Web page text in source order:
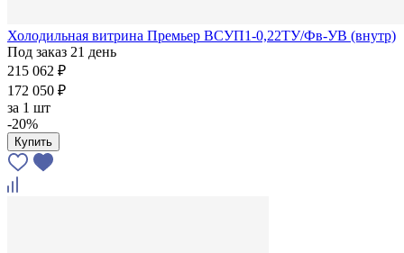
Холодильная витрина Премьер ВСУП1-0,22ТУ/Фв-УВ (внутр)
Под заказ 21 день
215 062 ₽
172 050 ₽
за 1 шт
-20%
Купить